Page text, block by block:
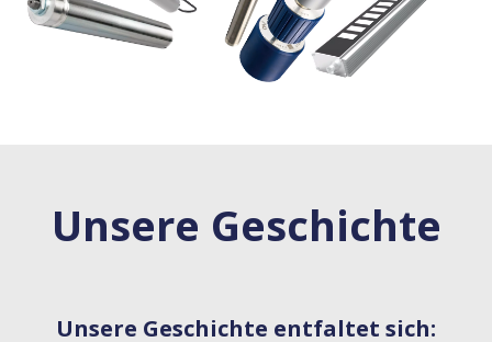
Unsere Geschichte
Unsere Geschichte entfaltet sich: